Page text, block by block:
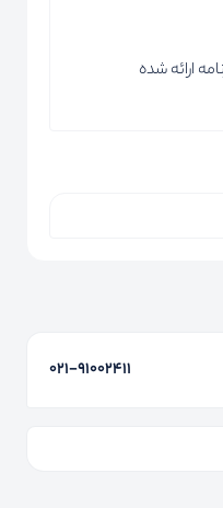
ارائه شده
۰۲۱-91002411